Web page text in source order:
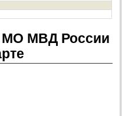
МВД России